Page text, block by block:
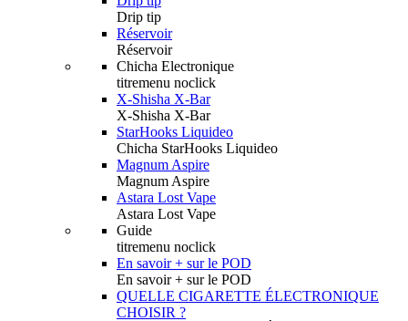
Drip tip
Réservoir
Réservoir
Chicha Electronique
titremenu noclick
X-Shisha X-Bar
X-Shisha X-Bar
StarHooks Liquideo
Chicha StarHooks Liquideo
Magnum Aspire
Magnum Aspire
Astara Lost Vape
Astara Lost Vape
Guide
titremenu noclick
En savoir + sur le POD
En savoir + sur le POD
QUELLE CIGARETTE ÉLECTRONIQUE
CHOISIR ?